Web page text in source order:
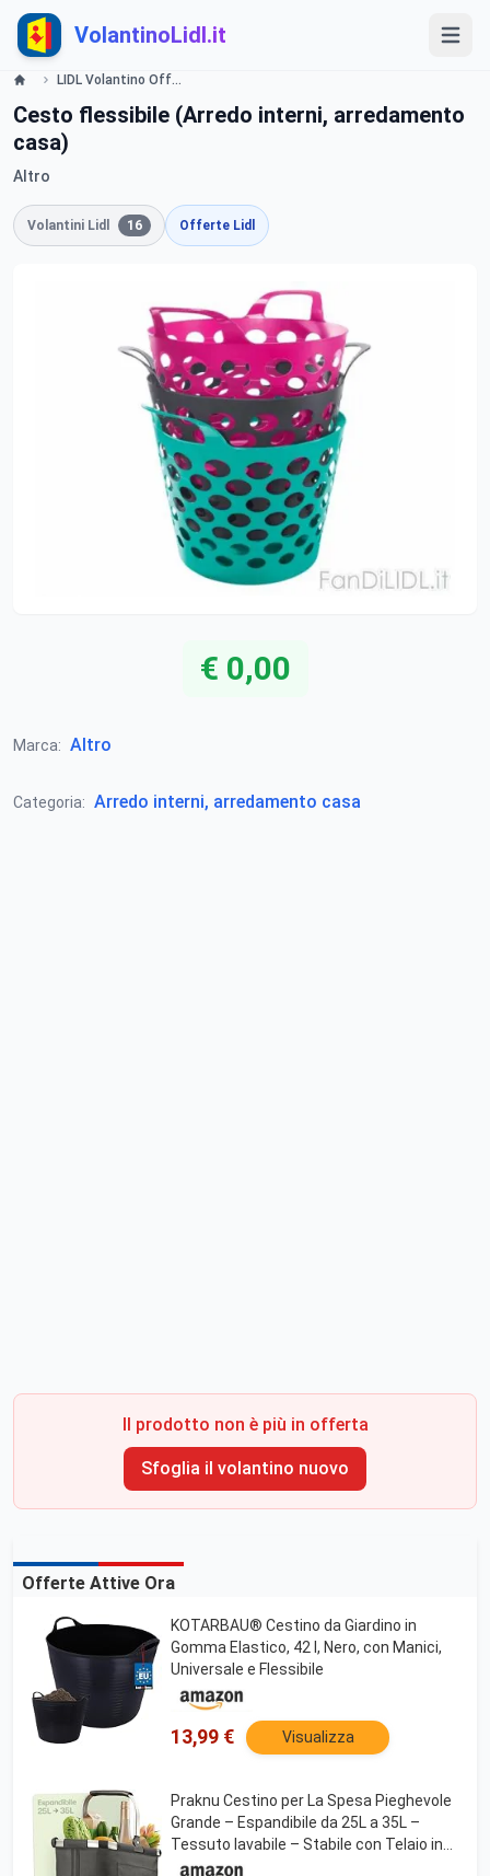
VolantinoLidl.it
LIDL Volantino Offerte e Promozioni - Ordine - Offerte valide dal 20 febbraio 2017 Lidl
Cesto flessibile (Arredo interni, arredamento
casa)
Altro
Volantini Lidl 16 Offerte Lidl
€ 0,00
Marca: Altro
Categoria: Arredo interni, arredamento casa
Il prodotto non è più in offerta
Sfoglia il volantino nuovo
Offerte Attive Ora
KOTARBAU® Cestino da Giardino in
Gomma Elastico, 42 l, Nero, con Manici,
Universale e Flessibile
13,99 € Visualizza
Praknu Cestino per La Spesa Pieghevole
Grande – Espandibile da 25L a 35L –
Tessuto lavabile – Stabile con Telaio in
Alluminio e Fondo Rinforzato – Tasche